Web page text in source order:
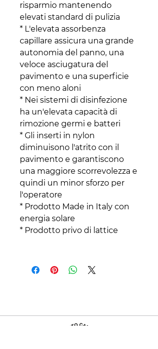
risparmio mantenendo
elevati standard di pulizia
* L'elevata assorbenza
capillare assicura una grande
autonomia del panno, una
veloce asciugatura del
pavimento e una superficie
con meno aloni
* Nei sistemi di disinfezione
ha un'elevata capacità di
rimozione germi e batteri
* Gli inserti in nylon
diminuisono l'atrito con il
pavimento e garantiscono
una maggiore scorrevolezza e
quindi un minor sforzo per
l'operatore
* Prodotto Made in Italy con
energia solare
* Prodotto privo di lattice